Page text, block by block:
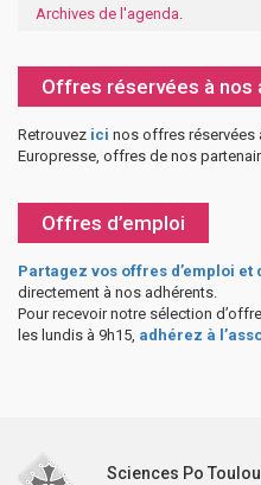
Archives de l'agenda.
Offres réservées à nos
Retrouvez ici nos offres réservées
Europresse, offres de nos
Offres d’emploi
Partagez vos offres d’emploi et
directement à nos adhérents.
Pour recevoir notre sélection
les lundis à 9h15, adhérez à
Sciences Po